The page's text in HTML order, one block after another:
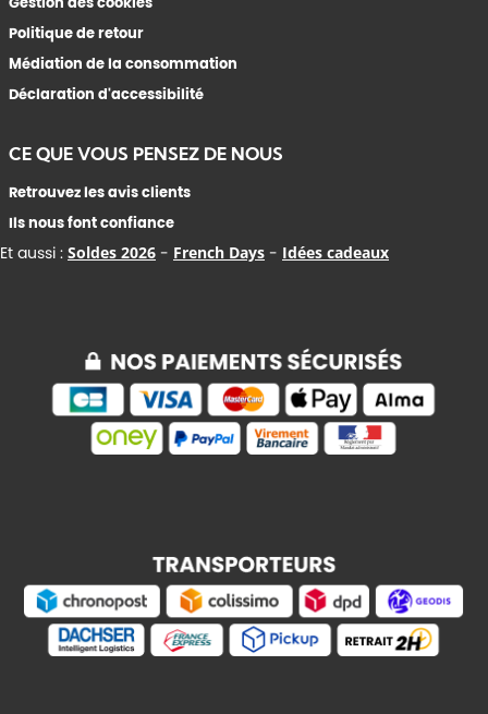
Politique de retour
Médiation de la consommation
Déclaration d'accessibilité
CE QUE VOUS PENSEZ DE NOUS
Retrouvez les avis clients
Ils nous font confiance
Et aussi : Soldes 2026 - French Days - Idées cadeaux